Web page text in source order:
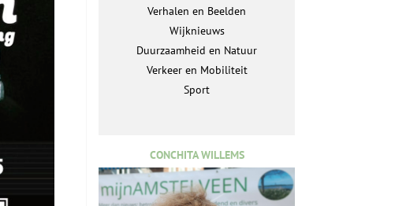
Verhalen en Beelden
Wijknieuws
Duurzaamheid en Natuur
Verkeer en Mobiliteit
Sport
CONCHITA WILLEMS